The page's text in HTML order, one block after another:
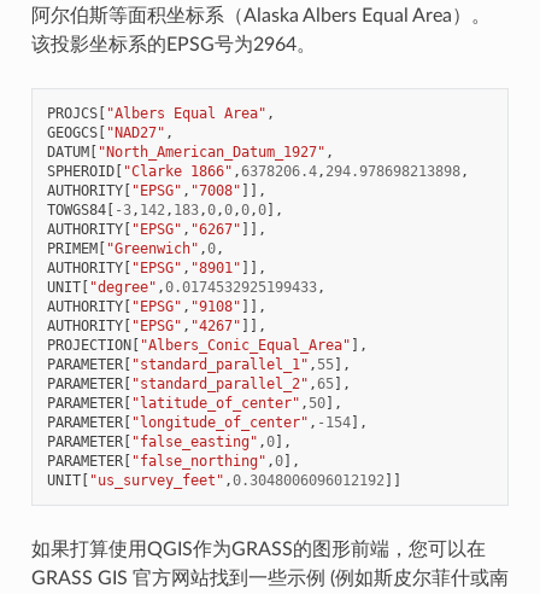
阿尔伯斯等面积坐标系（Alaska Albers Equal Area）。
该投影坐标系的EPSG号为2964。
PROJCS[ "Albers Equal Area" ,
GEOGCS[ "NAD27" ,
DATUM[ "North_American_Datum_1927" ,
SPHEROID[ "Clarke 1866" ,6378206.4, 294.978698213898,
AUTHORITY[ "EPSG" , "7008" ]],
TOWGS84[ -3, 142, 183,0,0,0,0],
AUTHORITY[ "EPSG" , "6267" ]],
PRIMEM[ "Greenwich" ,0,
AUTHORITY[ "EPSG" , "8901" ]],
UNIT[ "degree" ,0.0174532925199433,
AUTHORITY[ "EPSG" , "9108" ]],
AUTHORITY[ "EPSG" , "4267" ]],
PROJECTION[ "Albers_Conic_Equal_Area" ],
PARAMETER[ "standard_parallel_1" , 55],
PARAMETER[ "standard_parallel_2" ,65],
PARAMETER[ "latitude_of_center" , 50],
PARAMETER[ "longitude_of_center" , - 154],
PARAMETER[ "false_easting" ,0],
PARAMETER[ "false_northing" ,0],
UNIT[ "us_survey_feet" ,0.3048006096012192]]
如果打算使用QGIS作为GRASS的图形前端，您可以在
GRASS GIS 官方网站找到一些示例 (例如斯皮尔菲什或南